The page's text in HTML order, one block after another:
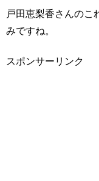
戸田恵梨香さんのこ
みですね。
スポンサーリンク